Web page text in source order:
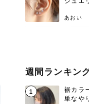
あおい
週間ランキン
1
裾カラ
単なや